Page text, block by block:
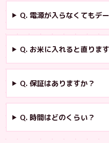
Q. 電源が入らなくてもデ
Q. お米に入れると直りま
Q. 保証はありますか？
Q. 時間はどのくらい？